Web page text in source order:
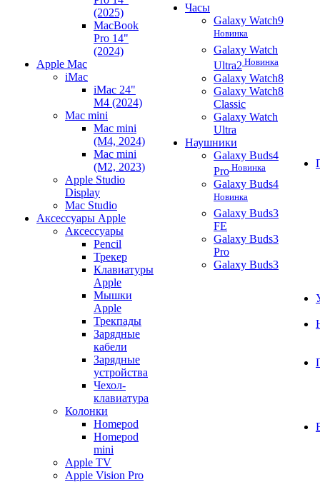
(2025)
MacBook
Pro 14"
(2024)
Apple Mac
iMac
iMac 24"
M4 (2024)
Mac mini
Mac mini
(M4, 2024)
Mac mini
(M2, 2023)
Apple Studio
Display
Mac Studio
Аксессуары Apple
Аксессуары
Pencil
Трекер
Клавиатуры
Apple
Мышки
Apple
Трекпады
Зарядные
кабели
Зарядные
устройства
Чехол-
клавиатура
Колонки
Homepod
Homepod
mini
Apple TV
Apple Vision Pro
Часы
Galaxy Watch9
Новинка
Galaxy Watch
Ultra2 Новинка
Galaxy Watch8
Galaxy Watch8
Classic
Galaxy Watch
Ultra
Наушники
Galaxy Buds4
Pro Новинка
Galaxy Buds4
Новинка
Galaxy Buds3
FE
Galaxy Buds3
Pro
Galaxy Buds3